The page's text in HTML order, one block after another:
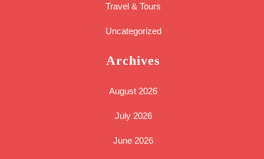
Travel & Tours
Uncategorized
Archives
August 2026
July 2026
June 2026